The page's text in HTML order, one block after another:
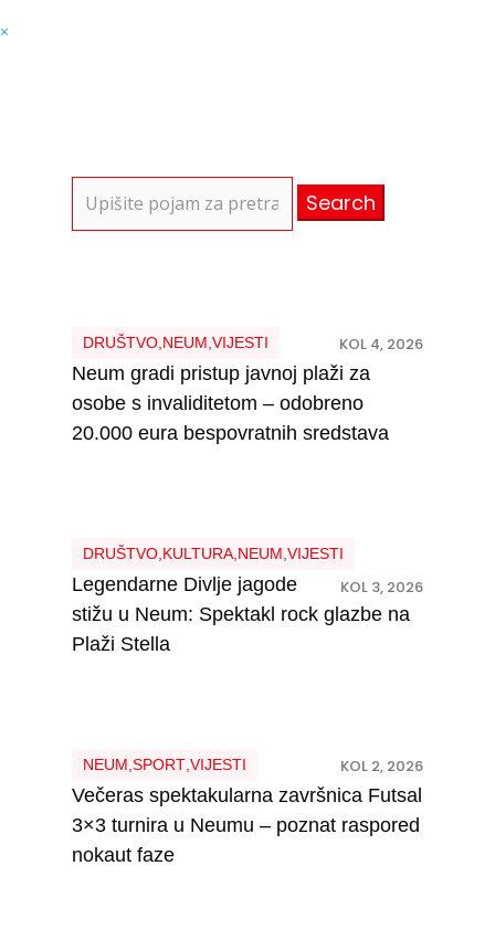
×
for:
DRUŠTVO, NEUM VIJESTI KOL 4, 2026
Neum gradi pristup javnoj plaži za
osobe s invaliditetom – odobreno
20.000 eura bespovratnih sredstava
DRUŠTVO, KULTURA, NEUM VIJESTI
KOL 3, 2026
Legendarne Divlje jagode
stižu u Neum: Spektakl rock glazbe na
Plaži Stella
NEUM SPORT, VIJESTI KOL 2, 2026
Večeras spektakularna završnica Futsal
3×3 turnira u Neumu – poznat raspored
nokaut faze